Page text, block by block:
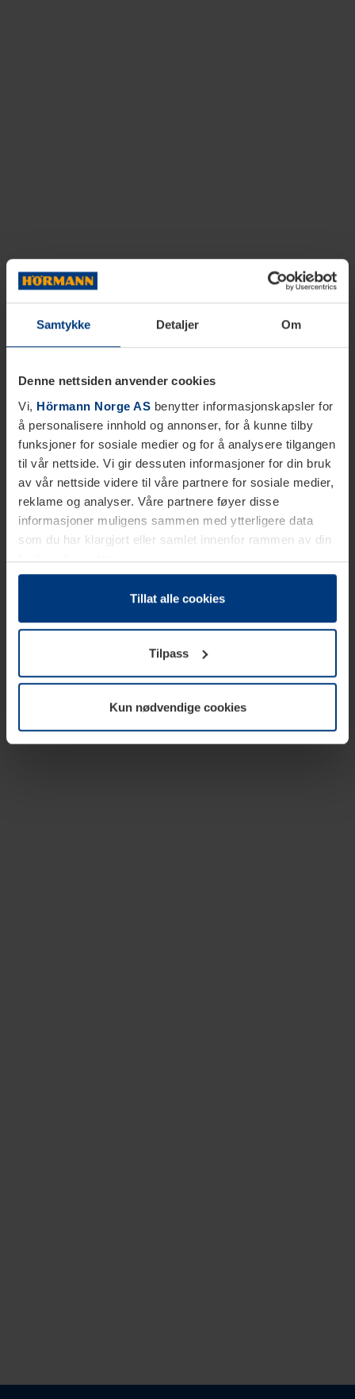
Samtykke Detaljer Om
Denne nettsiden anvender cookies
Vi, Hörmann Norge AS benytter informasjonskapsler for
å personalisere innhold og annonser, for å kunne tilby
funksjoner for sosiale medier og for å analysere tilgangen
til vår nettside. Vi gir dessuten informasjoner for din bruk
av vår nettside videre til våre partnere for sosiale medier,
reklame og analyser. Våre partnere føyer disse
informasjoner muligens sammen med ytterligere data
som du har klargjort eller samlet innenfor rammen av din
bruk av tjenestene.
Etter loven kan vi lagre informasjonskapsler på din
datamaskin, hvis disse er absolutt nødvendig for drift av
trenger vi din tillatelse. Du kan når som helst endre eller
tilbakekalle ditt samtykke i forklaringen av
informasjonskapselen på sidenPersonvernerklæringpå
Tillat alle cookies
Tilpass
Kun nødvendige cookies